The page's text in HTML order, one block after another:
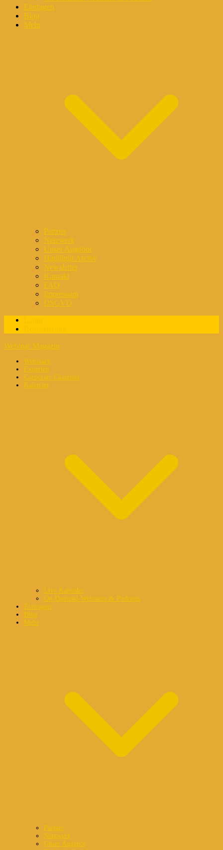
Eintragen
Blog
Mehr
Partner
Netzwerk
Unser Angebot
Highlight Archiv
Newsletter
Kontakt
FAQ
Impressum
DSGVO
Webinar Magazin
Webinare
Experten
Corporate Channels
Kalender
Live Kalender
On-Demand-Webinare & Podcasts
Eintragen
Blog
Mehr
Partner
Netzwerk
Unser Angebot